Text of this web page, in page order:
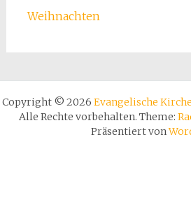
Weihnachten
Copyright © 2026 Evangelische
Alle Rechte vorbehalten. Theme:
Präsentiert von